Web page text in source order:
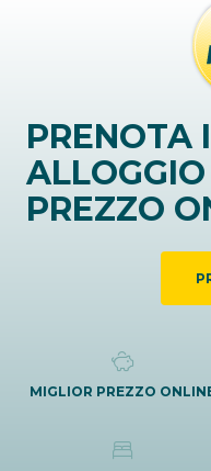
PRENOTA
PREZZO
MIGLIOR PREZZO